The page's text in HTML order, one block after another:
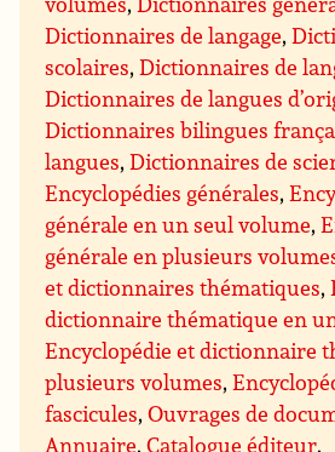
Dictionnaires de langage,
scolaires,Dictionnaires de
Dictionnaires de langues
Dictionnaires bilingues
langues,Dictionnaires de
Encyclopédies générales,
générale en un seul volume,
générale en plusieurs
et dictionnaires thématiques,
dictionnaire thématique en
Encyclopédie et dictionnaire
plusieurs volumes,
fascicules,Ouvrages de
Annuaire,Catalogue éditeur,